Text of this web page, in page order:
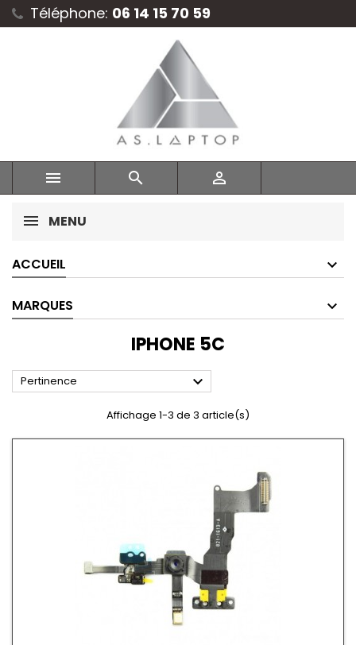
Téléphone: 06 14 15 70 59
  
MENU
ACCUEIL
MARQUES
IPHONE 5C
Pertinence 
Affichage 1-3 de 3 article(s)